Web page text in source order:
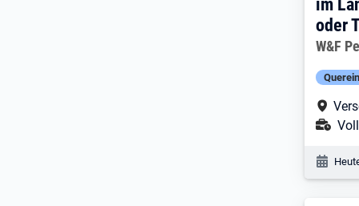
im
oder
W&F